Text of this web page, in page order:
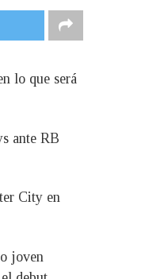
lo que será
ante RB
City en
joven